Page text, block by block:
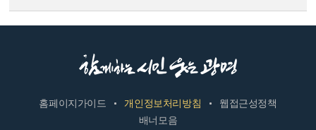
홈페이지가이드 개인정보처리방침
웹접근성정책
배너모음